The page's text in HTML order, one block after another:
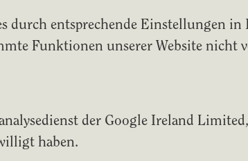
durch entsprechende Einstellungen in
Funktionen unserer Website
der Google Ireland
haben.